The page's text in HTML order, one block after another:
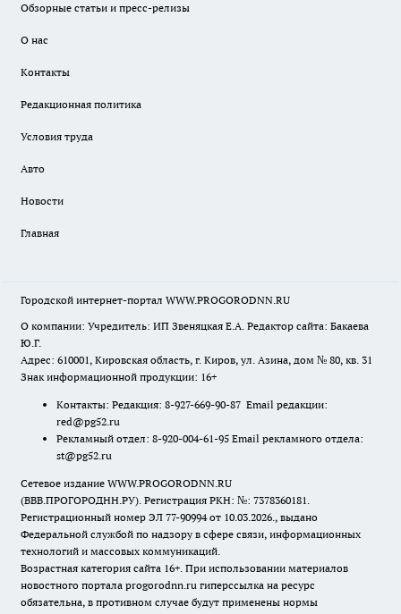
Обзорные статьи и пресс-релизы
О нас
Контакты
Редакционная политика
Условия труда
Авто
Новости
Главная
Городской интернет-портал WWW.PROGORODNN.RU
О компании: Учредитель: ИП Звеняцкая Е.А. Редактор сайта: Бакаева
Ю.Г.
Адрес: 610001, Кировская область, г. Киров, ул. Азина, дом № 80, кв. 31
Знак информационной продукции: 16+
Контакты: Редакция: 8-927-669-90-87 Email редакции:
red@pg52.ru
Рекламный отдел: 8-920-004-61-95 Email рекламного отдела:
st@pg52.ru
Сетевое издание WWW.PROGORODNN.RU
(ВВВ.ПРОГОРОДНН.РУ). Регистрация РКН: №: 7378360181.
Регистрационный номер ЭЛ 77-90994 от 10.03.2026., выдано
Федеральной службой по надзору в сфере связи, информационных
технологий и массовых коммуникаций.
Возрастная категория сайта 16+. При использовании материалов
новостного портала progorodnn.ru гиперссылка на ресурс
обязательна, в противном случае будут применены нормы